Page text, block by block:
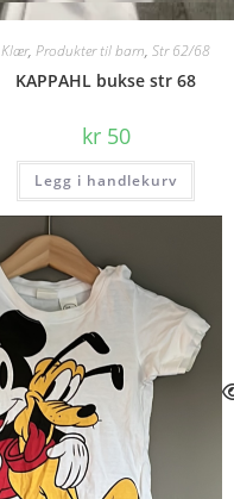
Quick View
Klær, Produkter til barn, Str 62/68
KAPPAHL bukse str 68
kr50
Legg i handlekurv